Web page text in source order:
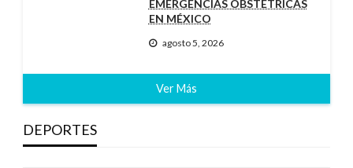
EMERGENCIAS OBSTÉTRICAS
EN MÉXICO
agosto 5, 2026
Ver Más
DEPORTES